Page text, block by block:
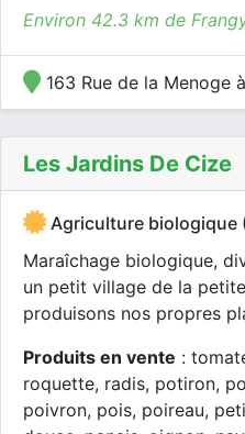
Environ 42.3 km de
163 Rue de la Menoge
Les Jardins De Cize
Agriculture biologique
Maraîchage biologique,
un petit village de la
produisons nos propres
Produits en vente :
roquette, radis, potiron,
poivron, pois, poireau,